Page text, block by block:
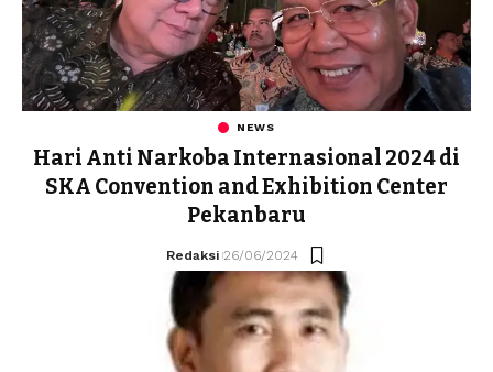
NEWS
Hari Anti Narkoba Internasional 2024 di
SKA Convention and Exhibition Center
Pekanbaru
Redaksi 26/06/2024